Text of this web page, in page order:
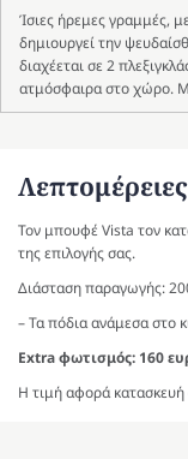
Ίσιες ήρεμες γραμμές,
δημιουργεί την
διαχέεται σε 2
ατμόσφαιρα στο χώρο.
Λεπτομέρειες
Τον μπουφέ Vista τον
της επιλογής σας.
Διάσταση παραγωγής:
– Τα πόδια ανάμεσα στο
Extra φωτισμός: 160
Η τιμή αφορά κατασκευή